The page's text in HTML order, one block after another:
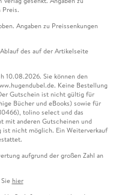
Preis.
Angaben zu Preissenkungen
des auf der Artikelseite
10.08.2026. Sie können den
Keine Bestellung
Gutschein ist nicht gültig für
Bücher und eBooks) sowie für
tolino select und das
mit anderen Gutscheinen und
ist nicht möglich. Ein Weiterverkauf
aufgrund der großen Zahl an
hier